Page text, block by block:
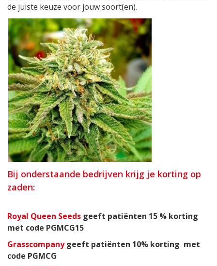
de juiste keuze voor jouw soort(en).
Bij onderstaande bedrijven krijg je korting op
zaden:
Royal Queen Seeds geeft patiënten 15 % korting
met code PGMCG15
Grasscompanygeeft patiënten 10% korting met
code PGMCG